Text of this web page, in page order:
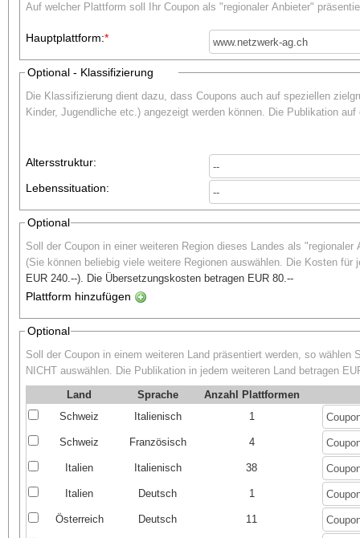
Auf welcher Plattform soll Ihr Coupon als "regionaler Anbieter"
Hauptplattform:*
Optional - Klassifizierung
Die Klassifizierung dient dazu, dass Coupons auch auf speziellen
Kinder, Jugendliche etc.) angezeigt werden können. Die Publikation
Altersstruktur:
Lebenssituation:
Optional
Soll der Coupon in einer weiteren Region dieses Landes als "regionaler
(Sie können beliebig viele weitere Regionen auswählen. Die Kosten für
EUR 240.--). Die Übersetzungskosten betragen EUR 80.--
Plattform hinzufügen
Optional
Soll der Coupon in einem weiteren Land präsentiert werden, so wählen
NICHT auswählen. Die Publikation in jedem weiteren Land betragen
Land
Sprache
Anzahl Plattformen
Schweiz
Italienisch 1
Schweiz Französisch 4
Italien Italienisch 38
Italien Deutsch 1
Österreich Deutsch 11